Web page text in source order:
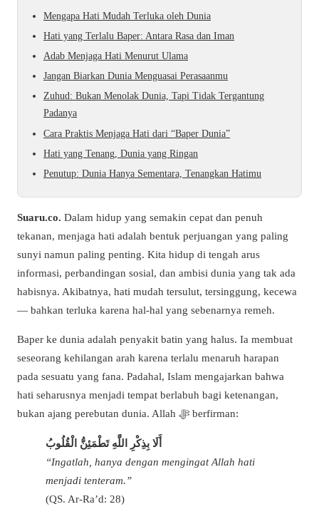
Mengapa Hati Mudah Terluka oleh Dunia
Hati yang Terlalu Baper: Antara Rasa dan Iman
Adab Menjaga Hati Menurut Ulama
Jangan Biarkan Dunia Menguasai Perasaanmu
Zuhud: Bukan Menolak Dunia, Tapi Tidak Tergantung
Padanya
Cara Praktis Menjaga Hati dari “Baper Dunia”
Hati yang Tenang, Dunia yang Ringan
Penutup: Dunia Hanya Sementara, Tenangkan Hatimu
Suaru.co. Dalam hidup yang semakin cepat dan penuh
tekanan, menjaga hati adalah bentuk perjuangan yang paling
sunyi namun paling penting. Kita hidup di tengah arus
informasi, perbandingan sosial, dan ambisi dunia yang tak ada
habisnya. Akibatnya, hati mudah tersulut, tersinggung, kecewa
— bahkan terluka karena hal-hal yang sebenarnya remeh.
Baper ke dunia adalah penyakit batin yang halus. Ia membuat
seseorang kehilangan arah karena terlalu menaruh harapan
pada sesuatu yang fana. Padahal, Islam mengajarkan bahwa
hati seharusnya menjadi tempat berlabuh bagi ketenangan,
bukan ajang perebutan dunia. Allah ﷻ berfirman:
أَلَا بِذِكْرِ اللَّهِ تَطْمَئِنُّ الْقُلُوبُ
“Ingatlah, hanya dengan mengingat Allah hati
menjadi tenteram.”
(QS. Ar-Ra’d: 28)